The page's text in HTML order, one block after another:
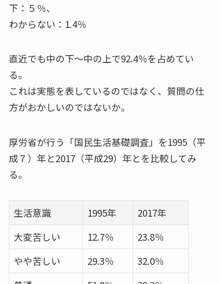
下：５％、
わからない：1.4％
直近でも中の下～中の上で92.4％を占めてい
る。
これは実態を表しているのではなく、質問の仕
方がおかしいのではないか。
厚労省が行う「国民生活基礎調査」を1995（平
成７）年と2017（平成29）年とを比較してみ
る。
生活意識 1995年
2017年
大変苦しい
12.7％
23.8％
やや苦しい
29.3％
32.0％